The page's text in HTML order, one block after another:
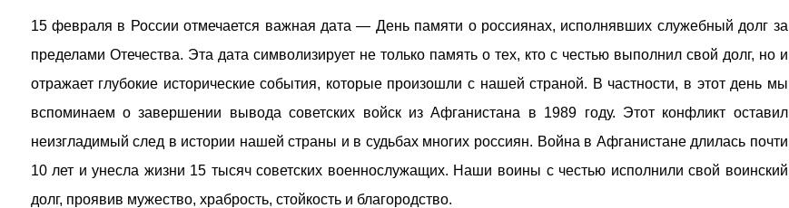
15 февраля в России отмечается важная дата — День памяти о россиянах, исполнявших служебный долг за
пределами Отечества. Эта дата символизирует не только память о тех, кто с честью выполнил свой долг, но и
отражает глубокие исторические события, которые произошли с нашей страной. В частности, в этот день мы
вспоминаем о завершении вывода советских войск из Афганистана в 1989 году. Этот конфликт оставил
неизгладимый след в истории нашей страны и в судьбах многих россиян. Война в Афганистане длилась почти
10 лет и унесла жизни 15 тысяч советских военнослужащих. Наши воины с честью исполнили свой воинский
долг, проявив мужество, храбрость, стойкость и благородство.